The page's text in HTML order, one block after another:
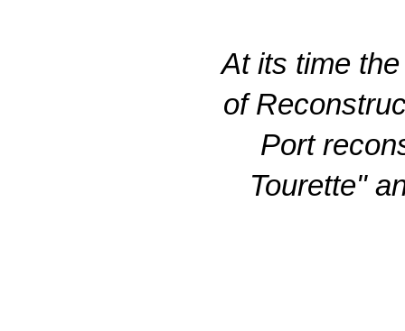
At its time
of
Port
Tourette"